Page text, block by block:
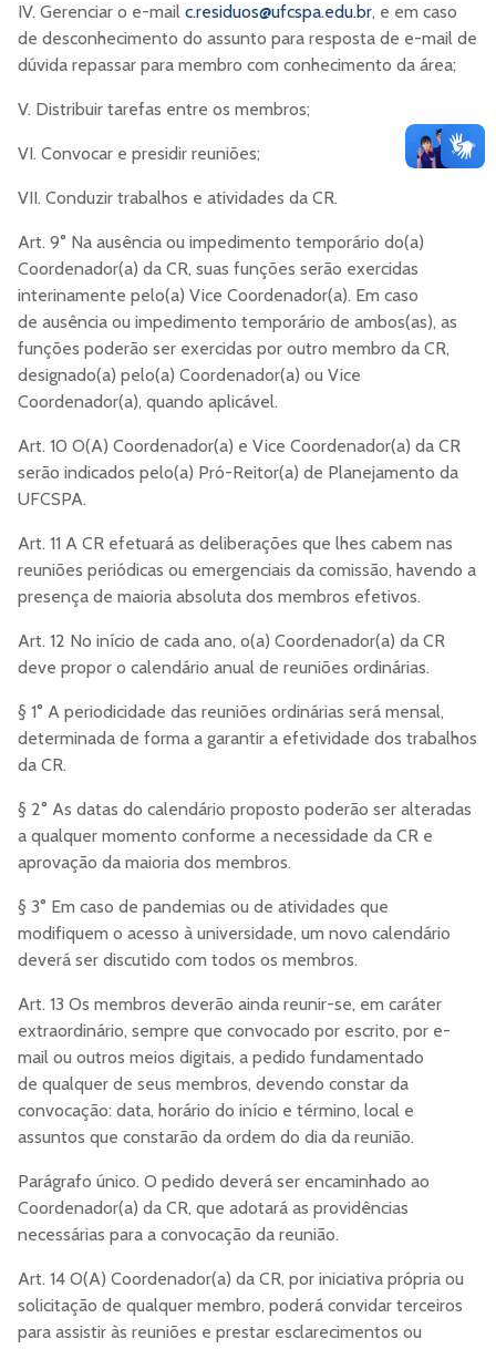
IV. Gerenciar o e-mail c.residuos@ufcspa.edu.br, e em caso
de desconhecimento do assunto para resposta de e-mail de
dúvida repassar para membro com conhecimento da área;
V. Distribuir tarefas entre os membros;
VI. Convocar e presidir reuniões;
VII. Conduzir trabalhos e atividades da CR.
Art. 9° Na ausência ou impedimento temporário do(a)
Coordenador(a) da CR, suas funções serão exercidas
interinamente pelo(a) Vice Coordenador(a). Em caso
de ausência ou impedimento temporário de ambos(as), as
funções poderão ser exercidas por outro membro da CR,
designado(a) pelo(a) Coordenador(a) ou Vice
Coordenador(a), quando aplicável.
Art. 10 O(A) Coordenador(a) e Vice Coordenador(a) da CR
serão indicados pelo(a) Pró-Reitor(a) de Planejamento da
UFCSPA.
Art. 11 A CR efetuará as deliberações que lhes cabem nas
reuniões periódicas ou emergenciais da comissão, havendo a
presença de maioria absoluta dos membros efetivos.
Art. 12 No início de cada ano, o(a) Coordenador(a) da CR
deve propor o calendário anual de reuniões ordinárias.
§ 1° A periodicidade das reuniões ordinárias será mensal,
determinada de forma a garantir a efetividade dos trabalhos
da CR.
§ 2° As datas do calendário proposto poderão ser alteradas
a qualquer momento conforme a necessidade da CR e
aprovação da maioria dos membros.
§ 3° Em caso de pandemias ou de atividades que
modifiquem o acesso à universidade, um novo calendário
deverá ser discutido com todos os membros.
Art. 13 Os membros deverão ainda reunir-se, em caráter
extraordinário, sempre que convocado por escrito, por e-
mail ou outros meios digitais, a pedido fundamentado
de qualquer de seus membros, devendo constar da
convocação: data, horário do início e término, local e
assuntos que constarão da ordem do dia da reunião.
Parágrafo único. O pedido deverá ser encaminhado ao
Coordenador(a) da CR, que adotará as providências
necessárias para a convocação da reunião.
Art. 14 O(A) Coordenador(a) da CR, por iniciativa própria ou
solicitação de qualquer membro, poderá convidar terceiros
para assistir às reuniões e prestar esclarecimentos ou